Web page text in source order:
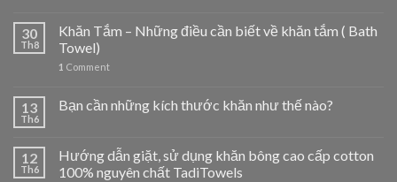
30
Th8
Khăn Tắm – Những điều cần biết về khăn tắm ( Bath
Towel)
1 Comment
13
Th6
Bạn cần những kích thước khăn như thế nào?
12
Th6
Hướng dẫn giặt, sử dụng khăn bông cao cấp cotton
100% nguyên chất TadiTowels